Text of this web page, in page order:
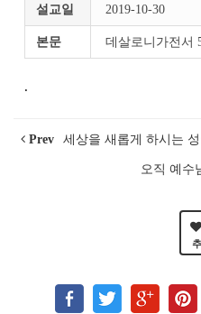
설교일 2019-10-30
본문 데살로니가전서
.
Prev 세상을 새롭게 하시는 성
오직 예수